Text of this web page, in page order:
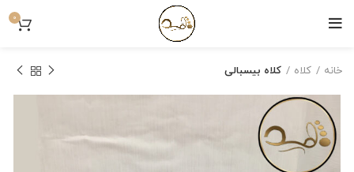
0
خانه کلاه کلاه بیسبالی